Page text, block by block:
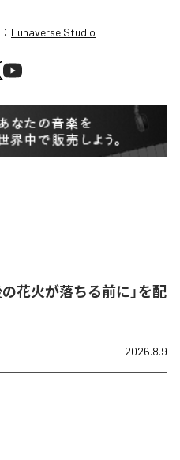
Lunaverse Studio
花火が落ちる前に」を配
2026.8.9